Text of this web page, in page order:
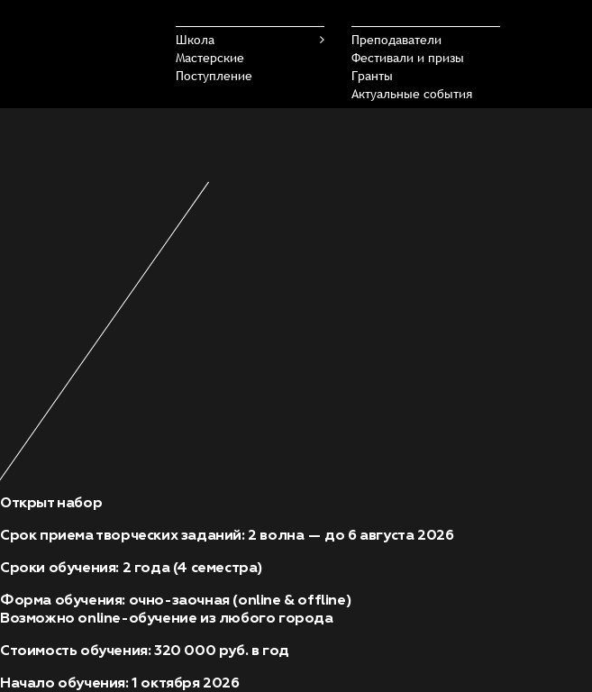
Школа
Мастерские
Поступление
Преподаватели
Фестивали и призы
Гранты
Актуальные события
Открыт набор
Срок приема творческих заданий: 2 волна — до 6 августа 2026
Сроки обучения: 2 года (4 семестра)
Форма обучения: очно-заочная (online & offline)
Возможно online-обучение из любого города
Стоимость обучения: 320 000 руб. в год
Начало обучения: 1 октября 2026